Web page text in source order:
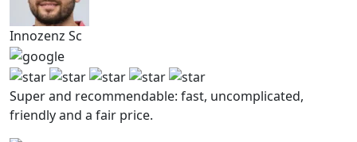
Innozenz Sc
Super and recommendable: fast, uncomplicated,
friendly and a fair price.